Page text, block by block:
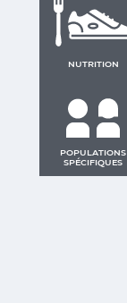
NUTRITION
POPULATIONS
SPÉCIFIQUES